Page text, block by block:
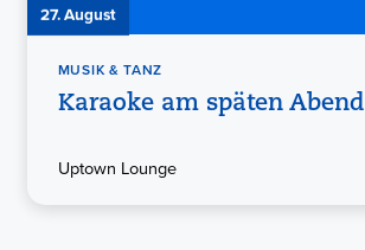
27. August
MUSIK & TANZ
Karaoke am späten Abend
Uptown Lounge